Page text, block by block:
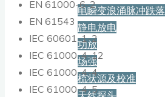
电瞬变浪涌脉冲跌落
静电放电
功放
场强
梳状源及校准
EN 61000-6-2
EN 61543
IEC 60601-1-2
IEC 61000-4-12
IEC 61000-4-4
IEC 61000-4-5